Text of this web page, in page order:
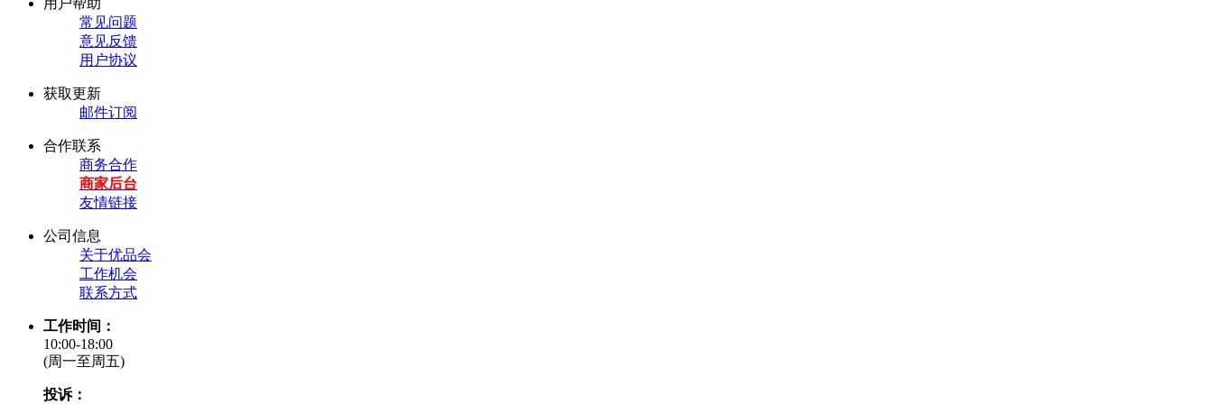
常见问题
意见反馈
用户协议
获取更新
邮件订阅
合作联系
商务合作
商家后台
友情链接
公司信息
关于优品会
工作机会
联系方式
工作时间：
10:00-18:00
(周一至周五)
投诉：